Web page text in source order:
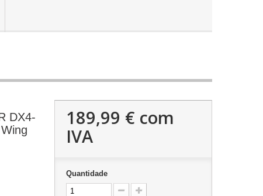
DX4-
189,99 € com
IVA
Quantidade